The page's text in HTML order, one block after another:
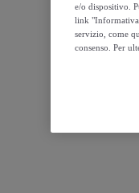
e/o dispositivo.
link "Informativa
servizio, come
consenso. Per